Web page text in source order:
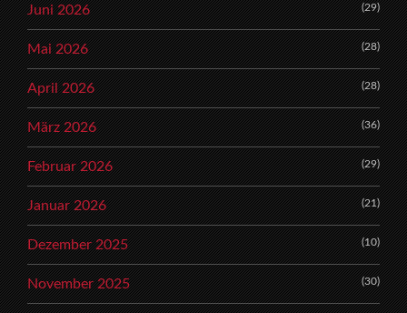
Juni 2026 (29)
Mai 2026 (28)
April 2026 (28)
März 2026 (36)
Februar 2026 (29)
Januar 2026 (21)
Dezember 2025 (10)
November 2025 (30)